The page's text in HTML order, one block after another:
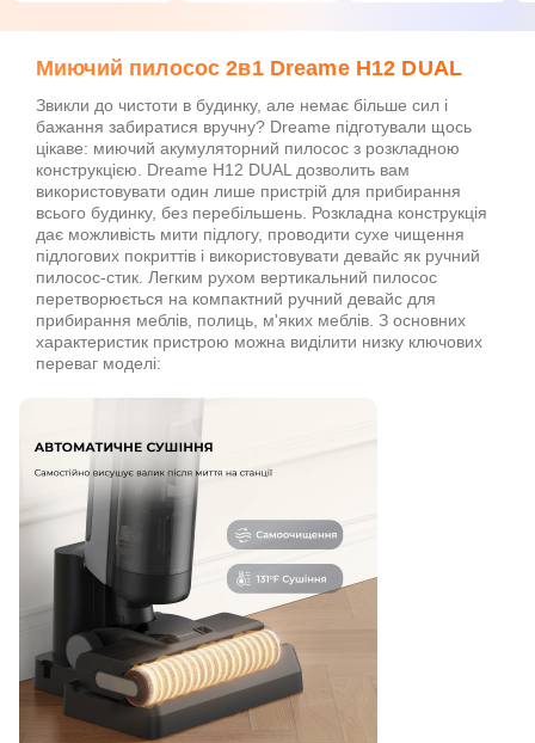
Миючий пилосос 2в1 Dreame H12 DUAL
Звикли до чистоти в будинку, але немає більше сил і
бажання забиратися вручну? Dreame підготували щось
цікаве: миючий акумуляторний пилосос з розкладною
конструкцією. Dreame H12 DUAL дозволить вам
використовувати один лише пристрій для прибирання
всього будинку, без перебільшень. Розкладна конструкція
дає можливість мити підлогу, проводити сухе чищення
підлогових покриттів і використовувати девайс як ручний
пилосос-стик. Легким рухом вертикальний пилосос
перетворюється на компактний ручний девайс для
прибирання меблів, полиць, м'яких меблів. З основних
характеристик пристрою можна виділити низку ключових
переваг моделі: